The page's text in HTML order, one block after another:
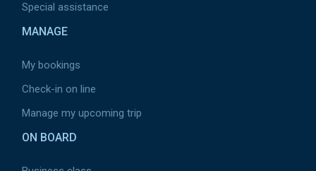
Special assistance
MANAGE
My bookings
Check-in on line
Manage my upcoming trip
ON BOARD